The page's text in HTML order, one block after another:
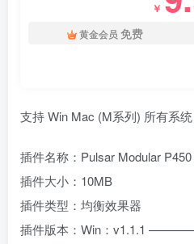
￥
黄金会员 免费
支持 Win Mac (M系列) 所有系
插件名称：Pulsar Modular
插件大小：10MB
插件类型：均衡效果器
插件版本：Win：v1.1.1